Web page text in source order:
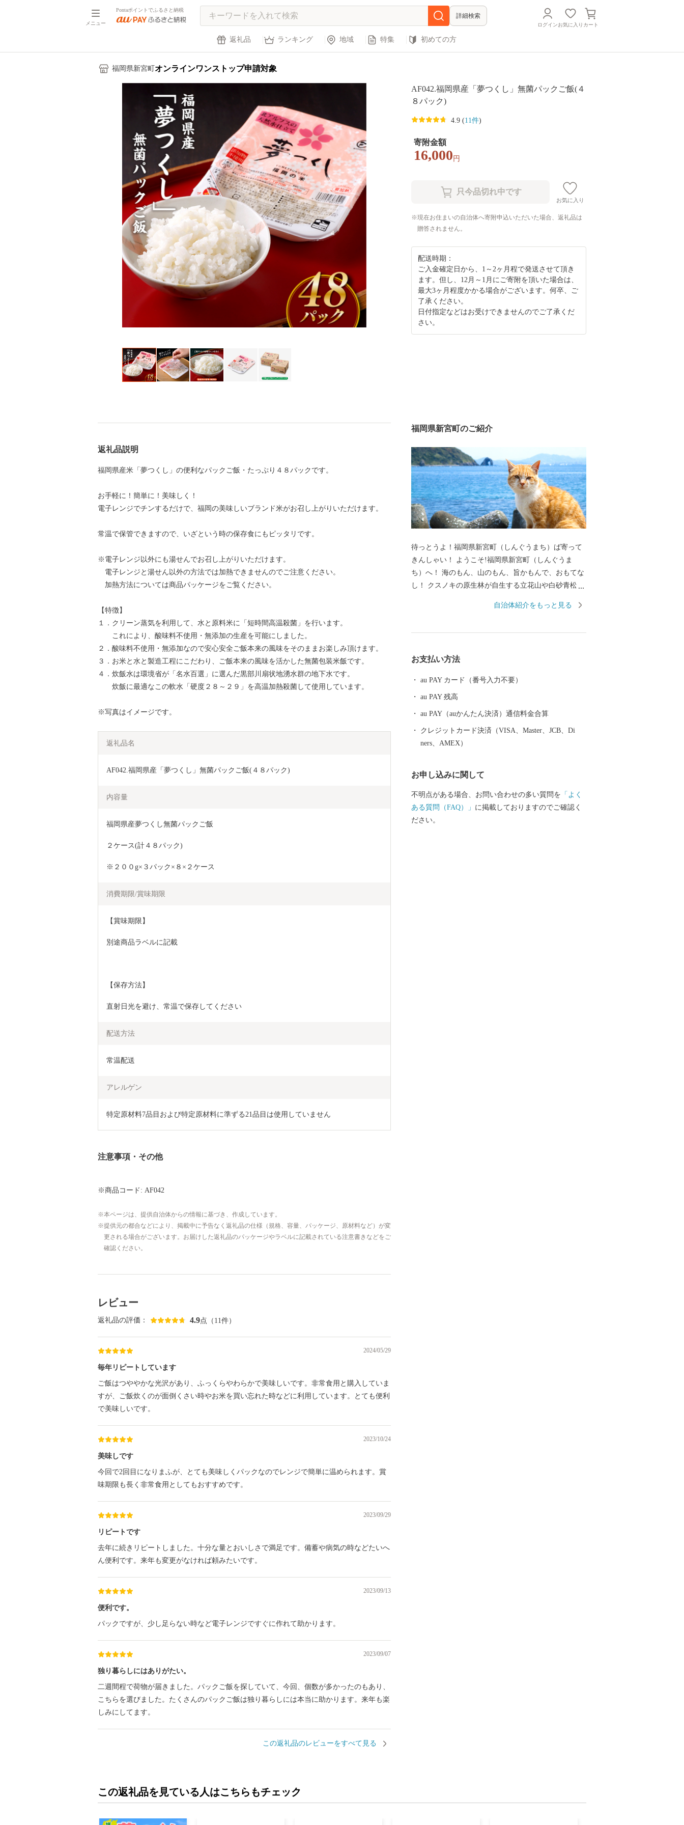
メニュー
Pontaポイントでふるさと納税
詳細検索
ログインお気に入り カート
返礼品 ランキング 地域 特集 初めての方
福岡県新宮町 オンラインワンストップ申請対象
AF042.福岡県産「夢つくし」無菌パックご飯(４
８パック)
4.9 (11件)
寄附金額
16,000 円
お気に入り
現在お住まいの自治体へ寄附申込いただいた場合、返礼品は
贈答されません。
配送時期：
ご入金確定日から、1～2ヶ月程で発送させて頂き
ます。但し、12月～1月にご寄附を頂いた場合は、
最大3ヶ月程度かかる場合がございます。何卒、ご
了承ください。
日付指定などはお受けできませんのでご了承くだ
さい。
返礼品説明
福岡県産米「夢つくし」の便利なパックご飯・たっぷり４８パックです。
お手軽に！簡単に！美味しく！
電子レンジでチンするだけで、福岡の美味しいブランド米がお召し上がりいただけます。
常温で保管できますので、いざという時の保存食にもピッタリです。
※電子レンジ以外にも湯せんでお召し上がりいただけます。
電子レンジと湯せん以外の方法では加熱できませんのでご注意ください。
加熱方法については商品パッケージをご覧ください。
【特徴】
１．クリーン蒸気を利用して、水と原料米に「短時間高温殺菌」を行います。
これにより、酸味料不使用・無添加の生産を可能にしました。
２．酸味料不使用・無添加なので安心安全ご飯本来の風味をそのままお楽しみ頂けます。
３．お米と水と製造工程にこだわり、ご飯本来の風味を活かした無菌包装米飯です。
４．炊飯水は環境省が「名水百選」に選んだ黒部川扇状地湧水群の地下水です。
炊飯に最適なこの軟水「硬度２８～２９」を高温加熱殺菌して使用しています。
※写真はイメージです。
返礼品名
AF042.福岡県産「夢つくし」無菌パックご飯(４８パック)
内容量
福岡県産夢つくし無菌パックご飯
２ケース(計４８パック)
※２００g×３パック×８×２ケース
消費期限/賞味期限
【賞味期限】
別途商品ラベルに記載
【保存方法】
直射日光を避け、常温で保存してください
配送方法
常温配送
アレルゲン
特定原材料7品目および特定原材料に準ずる21品目は使用していません
注意事項・その他
※商品コード: AF042
本ページは、提供自治体からの情報に基づき、作成しています。
提供元の都合などにより、掲載中に予告なく返礼品の仕様（規格、容量、パッケージ、原材料など）が変
更される場合がございます。お届けした返礼品のパッケージやラベルに記載されている注意書きなどをご
確認ください。
福岡県新宮町のご紹介
待っとうよ！福岡県新宮町（しんぐうまち）ば寄って
きんしゃい！ ようこそ!福岡県新宮町（しんぐうま
ち）へ！ 海のもん、山のもん、旨かもんで、おもてな
し！ クスノキの原生林が自生する立花山や白砂青松の
ど自然にも恵まれています。 最強の戦国武将「立花宗
ご「あまおう」に、 皇室献上の歴史を持つ「立花みか
ん」。 海岸沿いにズラリと並ぶ水産加工所で仕上げら
メの代表格「もつ鍋」。 新宮町でしか味わえない自慢
の特産品をぜひお楽しみください！
自治体紹介をもっと見る
お支払い方法
au PAY カード（番号入力不要）
au PAY 残高
au PAY（auかんたん決済）通信料金合算
クレジットカード決済（VISA、Master、JCB、Di
ners、AMEX）
お申し込みに関して
不明点がある場合、お問い合わせの多い質問を 「よく
ある質問（FAQ）」 に掲載しておりますのでご確認く
ださい。
レビュー
返礼品の評価： 4.9点（11件）
2024/05/29
毎年リピートしています
ご飯はつややかな光沢があり、ふっくらやわらかで美味しいです。非常食用と購入していま
すが、ご飯炊くのが面倒くさい時やお米を買い忘れた時などに利用しています。とても便利
で美味しいです。
2023/10/24
美味しです
今回で2回目になりまふが、とても美味しくパックなのでレンジで簡単に温められます。賞
味期限も長く非常食用としてもおすすめです。
2023/09/29
リピートです
去年に続きリピートしました。十分な量とおいしさで満足です。備蓄や病気の時などたいへ
ん便利です。来年も変更がなければ頼みたいです。
2023/09/13
便利です。
パックですが、少し足らない時など電子レンジですぐに作れて助かります。
2023/09/07
独り暮らしにはありがたい。
二週間程で荷物が届きました。パックご飯を探していて、今回、個数が多かったのもあり、
こちらを選びました。たくさんのパックご飯は独り暮らしには本当に助かります。来年も楽
しみにしてます。
この返礼品のレビューをすべて見る
この返礼品を見ている人はこちらもチェック